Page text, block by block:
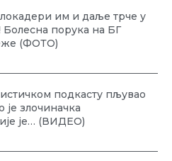
им и даље трче у
Болесна порука на БГ
(ФОТО)
подкасту пљувао
злочиначка
је… (ВИДЕО)